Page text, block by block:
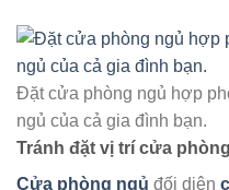
Đặt cửa phòng ngủ hợp
ngủ của cả gia đình bạn.
Tránh đặt vị trí cửa
Cửa phòng ngủ đối diện